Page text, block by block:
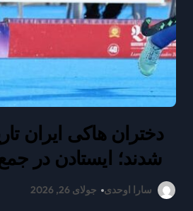
دختران هاکی ایران
سارا اوحدی جولای 26, 2026